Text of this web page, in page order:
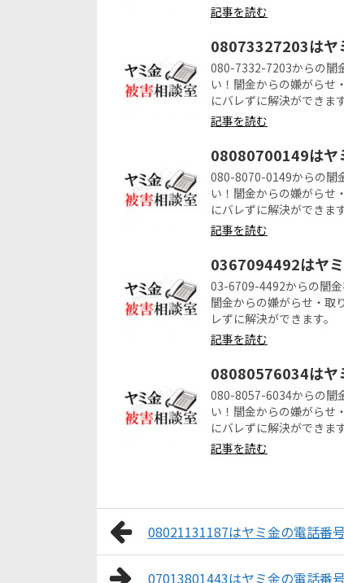
記事を読む
08073327203はヤ
080-7332-7203からの闇
い！闇金からの嫌がらせ
にバレずに解決ができます
記事を読む
08080700149はヤ
080-8070-0149からの闇
い！闇金からの嫌がらせ
にバレずに解決ができます
記事を読む
0367094492はヤ
03-6709-4492からの闇金
闇金からの嫌がらせ・取
レずに解決ができます。
記事を読む
08080576034はヤ
080-8057-6034からの闇
い！闇金からの嫌がらせ
にバレずに解決ができます
記事を読む
08021131187はヤミ金の電話番
07013801443はヤミ金の電話番